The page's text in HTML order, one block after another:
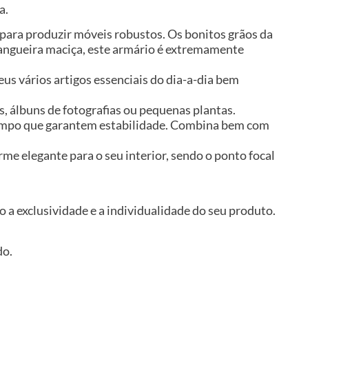
produzir móveis robustos. Os bonitos grãos da
maciça, este armário é extremamente
vários artigos essenciais do dia-a-dia bem
álbuns de fotografias ou pequenas plantas.
que garantem estabilidade. Combina bem com
elegante para o seu interior, sendo o ponto focal
a exclusividade e a individualidade do seu produto.